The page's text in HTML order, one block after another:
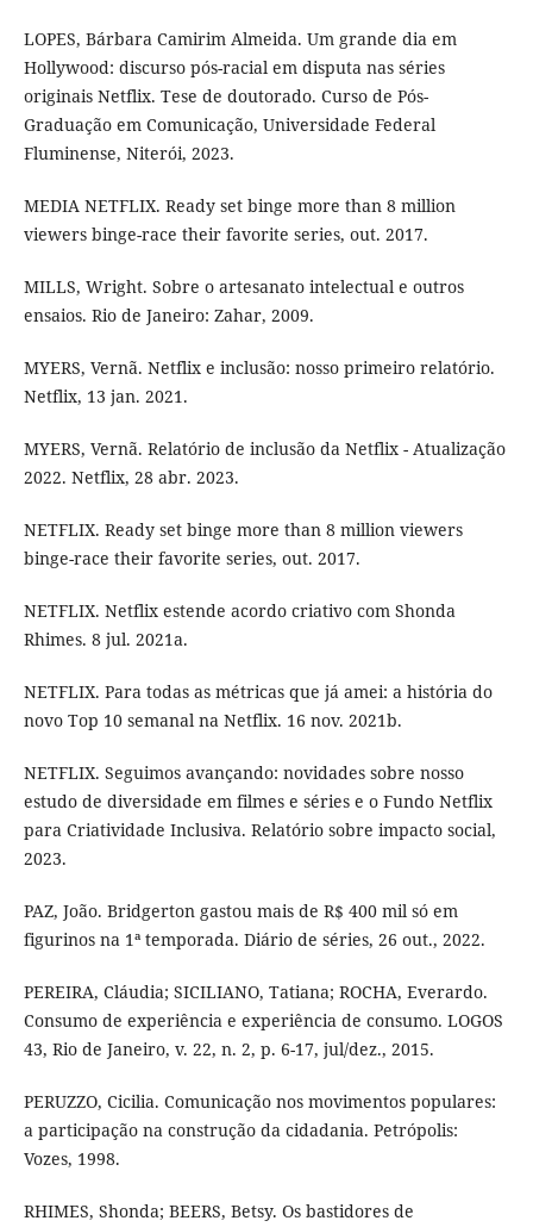
LOPES, Bárbara Camirim Almeida. Um grande dia em
Hollywood: discurso pós-racial em disputa nas séries
originais Netflix. Tese de doutorado. Curso de Pós-
Graduação em Comunicação, Universidade Federal
Fluminense, Niterói, 2023.
MEDIA NETFLIX. Ready set binge more than 8 million
viewers binge-race their favorite series, out. 2017.
MILLS, Wright. Sobre o artesanato intelectual e outros
ensaios. Rio de Janeiro: Zahar, 2009.
MYERS, Vernã. Netflix e inclusão: nosso primeiro relatório.
Netflix, 13 jan. 2021.
MYERS, Vernã. Relatório de inclusão da Netflix - Atualização
2022. Netflix, 28 abr. 2023.
NETFLIX. Ready set binge more than 8 million viewers
binge-race their favorite series, out. 2017.
NETFLIX. Netflix estende acordo criativo com Shonda
Rhimes. 8 jul. 2021a.
NETFLIX. Para todas as métricas que já amei: a história do
novo Top 10 semanal na Netflix. 16 nov. 2021b.
NETFLIX. Seguimos avançando: novidades sobre nosso
estudo de diversidade em filmes e séries e o Fundo Netflix
para Criatividade Inclusiva. Relatório sobre impacto social,
2023.
PAZ, João. Bridgerton gastou mais de R$ 400 mil só em
figurinos na 1ª temporada. Diário de séries, 26 out., 2022.
PEREIRA, Cláudia; SICILIANO, Tatiana; ROCHA, Everardo.
Consumo de experiência e experiência de consumo. LOGOS
43, Rio de Janeiro, v. 22, n. 2, p. 6-17, jul/dez., 2015.
PERUZZO, Cicilia. Comunicação nos movimentos populares:
a participação na construção da cidadania. Petrópolis:
Vozes, 1998.
RHIMES, Shonda; BEERS, Betsy. Os bastidores de